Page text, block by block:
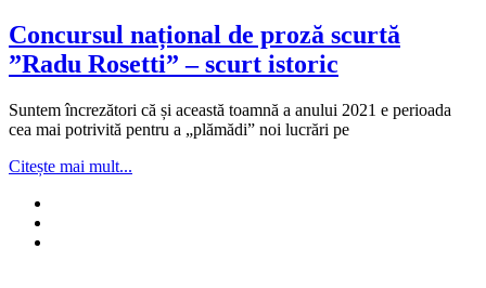
Concursul național de proză scurtă
”Radu Rosetti” – scurt istoric
Suntem încrezători că și această toamnă a anului 2021 e perioada
cea mai potrivită pentru a „plămădi” noi lucrări pe
Citește mai mult...